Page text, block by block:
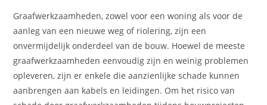
Graafwerkzaamheden, zowel voor een woning als voor de
aanleg van een nieuwe weg of riolering, zijn een
onvermijdelijk onderdeel van de bouw. Hoewel de meeste
graafwerkzaamheden eenvoudig zijn en weinig problemen
opleveren, zijn er enkele die aanzienlijke schade kunnen
aanbrengen aan kabels en leidingen. Om het risico van